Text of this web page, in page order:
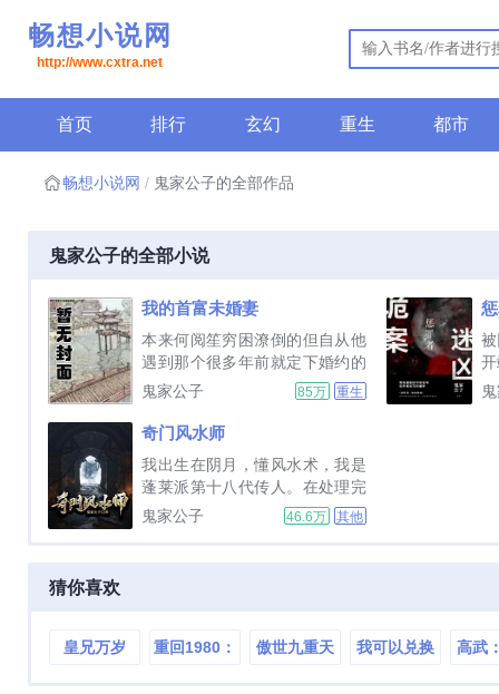
畅想小说网
http://www.cxtra.net
首页 排行 玄幻 重生 都市
畅想小说网 鬼家公子的全部作品
鬼家公子的全部小说
我的首富未婚妻
本来何阅笙穷困潦倒的但自从他
遇到那个很多年前就定下婚约的
未婚妻之后，一切就彻底产生了
鬼家公子 85万 重生
奇门风水师
我出生在阴月，懂风水术，我是
蓬莱派第十八代传人。在处理完
诡眼的事件后，我得到了杜玉婷
鬼家公子 46.6万 其他
猜你喜欢
皇兄万岁
重回1980：
傲世九重天
我可以兑换
高武